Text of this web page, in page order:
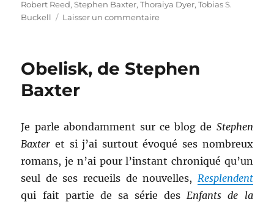
Robert Reed,Stephen Baxter,Thoraiya Dyer,Tobias S.
Buckell
Laisser un commentairesur
par
Obelisk, de Stephen
Baxter
Je parle abondamment sur ce blog de Stephen
Baxter et si j’ai surtout évoqué ses nombreux
romans, je n’ai pour l’instant chroniqué qu’un
seul de ses recueils de nouvelles, Resplendent
qui fait partie de sa série desEnfants de la